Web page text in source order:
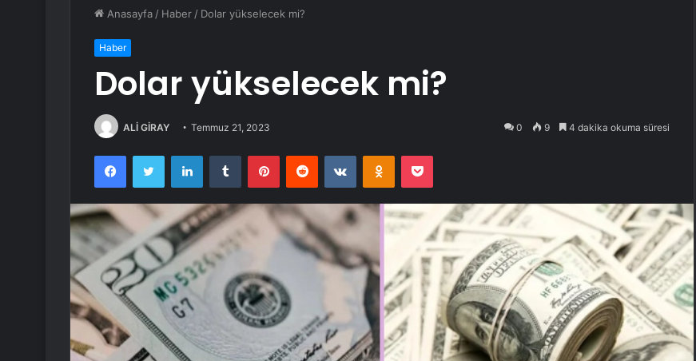
Anasayfa / Haber / Dolar yükselecek mi?
Haber
Dolar yükselecek mi?
ALİ GİRAY Temmuz 21, 2023 0 9 4 dakika okuma süresi
FacebookTwitter LinkedInTumblr PinterestReddit VKontakteOdnoklassniki
Pocket